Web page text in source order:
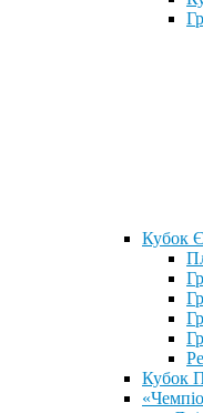
Кубок
Кубок